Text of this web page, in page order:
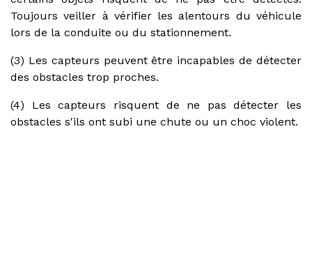
Toujours veiller à vérifier les alentours du véhicule
lors de la conduite ou du stationnement.
(3) Les capteurs peuvent être incapables de détecter
des obstacles trop proches.
(4) Les capteurs risquent de ne pas détecter les
obstacles s'ils ont subi une chute ou un choc violent.